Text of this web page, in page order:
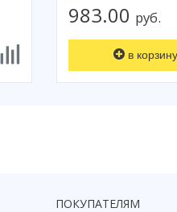
983.00 руб.
в корзину
ПОКУПАТЕЛЯМ